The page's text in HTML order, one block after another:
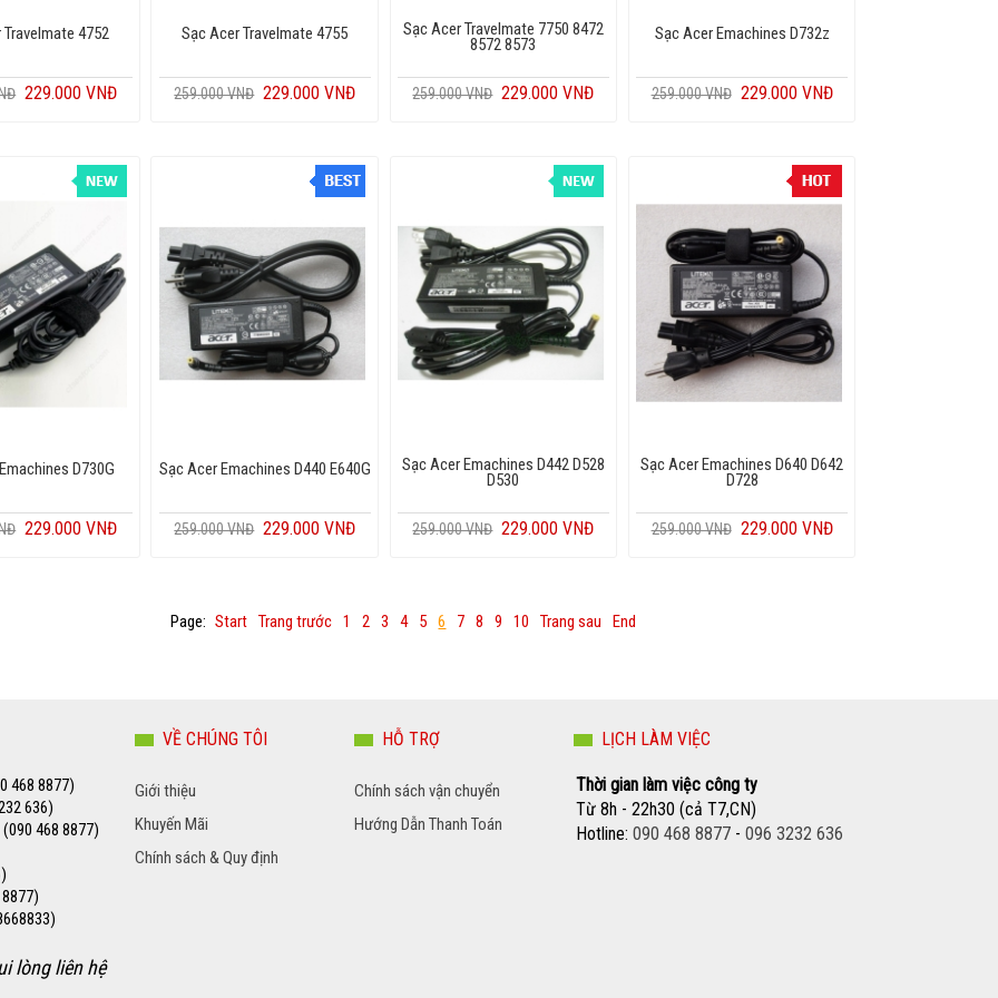
4752
229.000 VNĐ
Sạc Acer Travelmate 4755
259.000 VNĐ 229.000 VNĐ
Sạc Acer Travelmate 7750 8472
8572 8573
259.000 VNĐ 229.000 VNĐ
Sạc Acer Emachines D732z
259.000 VNĐ 229.000 VNĐ
D730G
229.000 VNĐ
Sạc Acer Emachines D440 E640G
259.000 VNĐ 229.000 VNĐ
Sạc Acer Emachines D442 D528
D530
259.000 VNĐ 229.000 VNĐ
Sạc Acer Emachines D640 D642
D728
259.000 VNĐ 229.000 VNĐ
Page: Start Trang trước 1 2 3 4 5 6 7 8 9 10 Trang sau End
468 8877)
636)
(090 468 8877)
lòng liên hệ
VỀ CHÚNG TÔI
Giới thiệu
Khuyến Mãi
Chính sách & Quy định
HỖ TRỢ
Chính sách vận chuyển
Hướng Dẫn Thanh Toán
LỊCH LÀM VIỆC
Thời gian làm việc công ty
Từ 8h - 22h30 (cả T7,CN)
Hotline: 090 468 8877- 096 3232 636